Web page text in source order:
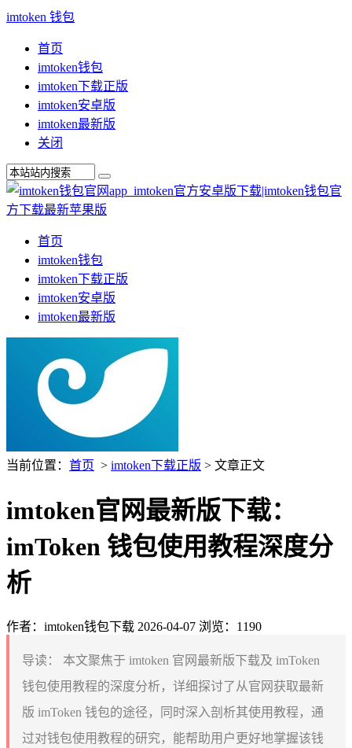
imtoken 钱包
首页
imtoken钱包
imtoken下载正版
imtoken安卓版
imtoken最新版
关闭
首页
imtoken钱包
imtoken下载正版
imtoken安卓版
imtoken最新版
当前位置： 首页 > imtoken下载正版 > 文章正文
imtoken官网最新版下载：
imToken 钱包使用教程深度分
析
作者：imtoken钱包下载 2026-04-07 浏览：1190
导读：
本文聚焦于 imtoken 官网最新版下载及 imToken
钱包使用教程的深度分析，详细探讨了从官网获取最新
版 imToken 钱包的途径，同时深入剖析其使用教程，通
过对钱包使用教程的研究，能帮助用户更好地掌握该钱